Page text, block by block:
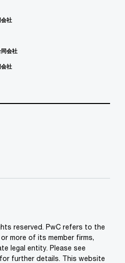
社
会社
社
reserved. PwC refers to the
more of its member firms,
legal entity. Please see
further details. This website